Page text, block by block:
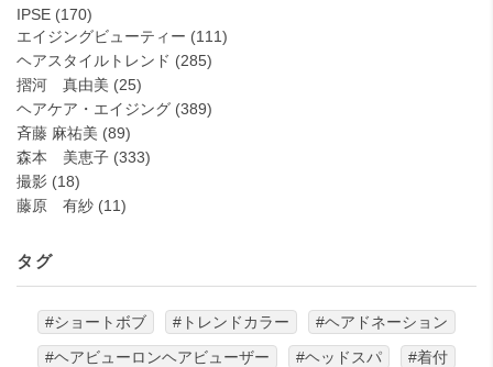
IPSE (170)
エイジングビューティー (111)
ヘアスタイルトレンド (285)
摺河 真由美 (25)
ヘアケア・エイジング (389)
斉藤 麻祐美 (89)
森本 美恵子 (333)
撮影 (18)
藤原 有紗 (11)
タグ
#ショートボブ #トレンドカラー
#ヘアドネーション
#ヘアビューロンヘアビューザー
#ヘッドスパ
#着付